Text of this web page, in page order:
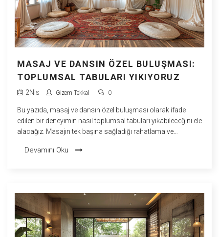
MASAJ VE DANSIN ÖZEL BULUŞMASI:
TOPLUMSAL TABULARI YIKIYORUZ
2Nis Gizem Tekkal 0
Bu yazıda, masaj ve dansın özel buluşması olarak ifade
edilen bir deneyimin nasıl toplumsal tabuları yıkabileceğini ele
alacağız. Masajın tek başına sağladığı rahatlama ve
duygusuyla birleştiğinde, nasıl benzersiz bir deneyime
Devamını Oku